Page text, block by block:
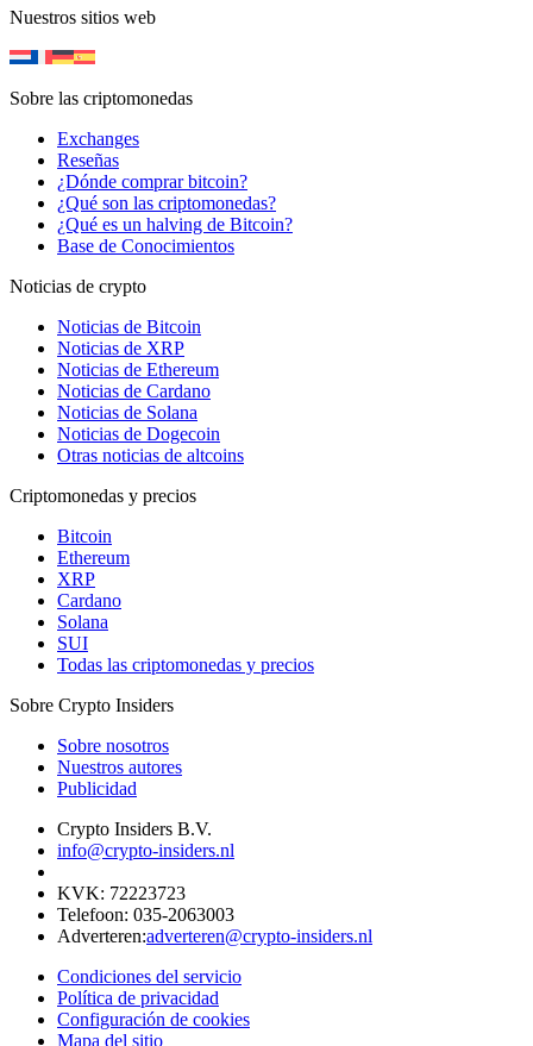
Nuestros sitios web
Sobre las criptomonedas
Exchanges
Reseñas
¿Dónde comprar bitcoin?
¿Qué son las criptomonedas?
¿Qué es un halving de Bitcoin?
Base de Conocimientos
Noticias de crypto
Noticias de Bitcoin
Noticias de XRP
Noticias de Ethereum
Noticias de Cardano
Noticias de Solana
Noticias de Dogecoin
Otras noticias de altcoins
Criptomonedas y precios
Bitcoin
Ethereum
XRP
Cardano
Solana
SUI
Todas las criptomonedas y precios
Sobre Crypto Insiders
Sobre nosotros
Nuestros autores
Publicidad
Crypto Insiders B.V.
info@crypto-insiders.nl
KVK: 72223723
Telefoon: 035-2063003
Adverteren:adverteren@crypto-insiders.nl
Condiciones del servicio
Política de privacidad
Configuración de cookies
Mapa del sitio